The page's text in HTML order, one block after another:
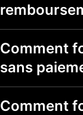
Alertes sur les
métriques
financières
Alertes basées sur
les secondes
Graphiques
Plages de dates
Comment
sans
Comment